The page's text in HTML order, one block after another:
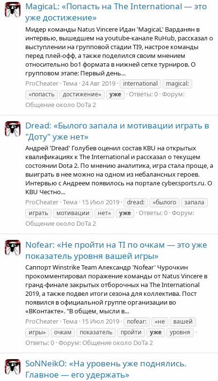
MagicaL: «Попасть на The International — это
уже достижение»
Мидер команды Natus Vincere Идан 'MagicaL' Варданян в
интервью, вышедшем на youtube-канале RuHub, рассказал о
выступлении на групповой стадии TI9, настрое команды
перед плей-офф, а также поделился своим мнением
относительно bo1 формата в нижней сетке турниров. О
групповом этапе: Первый день...
ProCheater Тема 24 Авг 2019 international
magical:
«попасть
достижение» уже Ответы: 0 Форум:
Общение около DoTa 2
Dread: «‎Былого запала и мотивации играть в
"Доту" уже нет»
Андрей 'Dread' Голубев оценил состав KBU на открытых
квалификациях к The International и рассказал о текущем
состоянии Dota 2. По мнению аналитика, игра стала проще, а
выиграть в нее можно на одном из небалансных героев.
Интервью с Андреем появилось на портале cyber.sports.ru. О
KBU Честно...
ProCheater Тема 15 Июл 2019 dread: «‎былого
запала
играть
мотивации нет» уже Ответы: 0 Форум:
Общение около DoTa 2
Nofear: «Не пройти на TI по очкам — это уже
показатель уровня вашей игры»
Саппорт Winstrike Team Александр 'Nofear' Чурочкин
прокомментировал поражение команды от Natus Vincere в
гранд-финале закрытых отборочных на The International
2019, а также подвел итоги сезона для коллектива. Пост
появился в официальной группе организации во
«ВКонтакте». "В общем, мысли в...
ProCheater Тема 15 Июл 2019 nofear: «не
вашей
игры»
очкам показатель пройти уже уровня
Ответы: 0 Форум: Общение около DoTa 2
SoNNeikO: «На уровень уже поднялись.
Главное — его удержать»